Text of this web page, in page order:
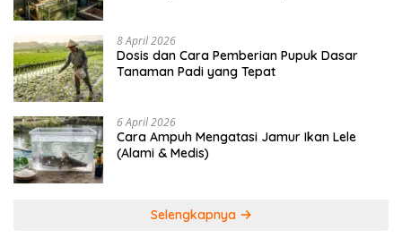
8 April 2026
Dosis dan Cara Pemberian Pupuk Dasar
Tanaman Padi yang Tepat
6 April 2026
Cara Ampuh Mengatasi Jamur Ikan Lele
(Alami & Medis)
Selengkapnya